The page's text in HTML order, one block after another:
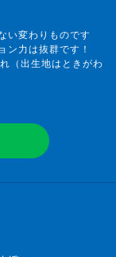
い変わりものです
ン力は抜群です！
（出生地はときがわ